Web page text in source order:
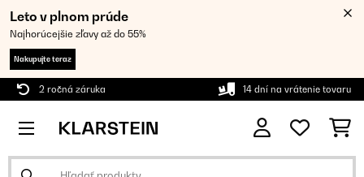
Leto v plnom prúde
Najhorúcejšie zľavy až do 55%
Nakupujte teraz
2 ročná záruka 14 dní na vrátenie tovaru